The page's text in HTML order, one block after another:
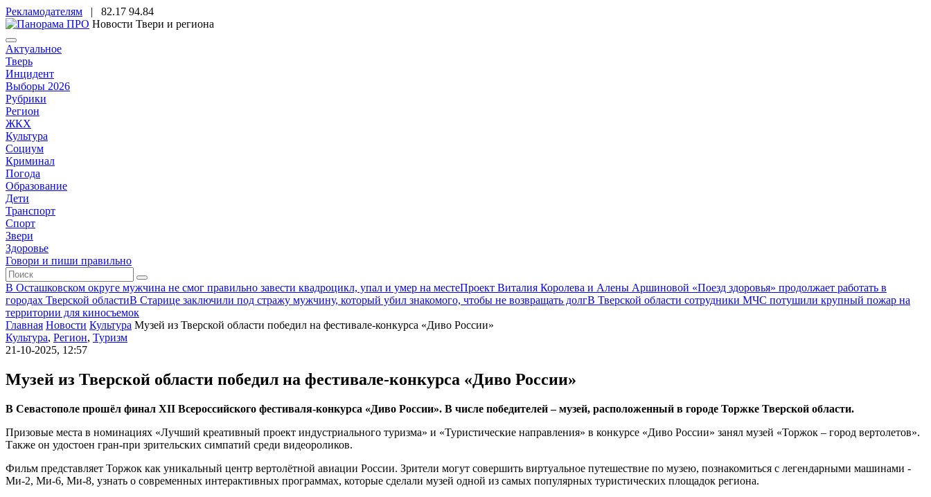
Рекламодателям | 82.17 94.84
Новости Твери и региона
Актуальное
Тверь
Инцидент
Выборы 2026
Рубрики
Регион
ЖКХ
Культура
Социум
Криминал
Погода
Образование
Дети
Транспорт
Спорт
Звери
Здоровье
Говори и пиши правильно
В Осташковском округе мужчина не смог правильно завести квадроцикл, упал и умер на местеПроект Виталия Королева и Алены Аршиновой «Поезд здоровья» продолжает работать в
городах Тверской областиВ Старице заключили под стражу мужчину, который убил знакомого, чтобы не возвращать долгВ Тверской области сотрудники МЧС потушили крупный пожар на
территории для киносъемок
Главная Новости Культура Музей из Тверской области победил на фестивале-конкурса «Диво России»
Культура, Регион, Туризм
21-10-2025, 12:57
Музей из Тверской области победил на фестивале-конкурса «Диво России»
В Севастополе прошёл финал XII Всероссийского фестиваля-конкурса «Диво России». В числе победителей – музей, расположенный в городе Торжке Тверской области.
Призовые места в номинациях «Лучший креативный проект индустриального туризма» и «Туристические направления» в конкурсе «Диво России» занял музей «Торжок – город вертолетов».
Также он удостоен гран-при зрительских симпатий среди видеороликов.
Фильм представляет Торжок как уникальный центр вертолётной авиации России. Зрители могут совершить виртуальное путешествие по музею, познакомиться с легендарными машинами -
Ми-2, Ми-6, Ми-8, узнать о современных интерактивных программах, которые сделали музей одной из самых популярных туристических площадок региона.